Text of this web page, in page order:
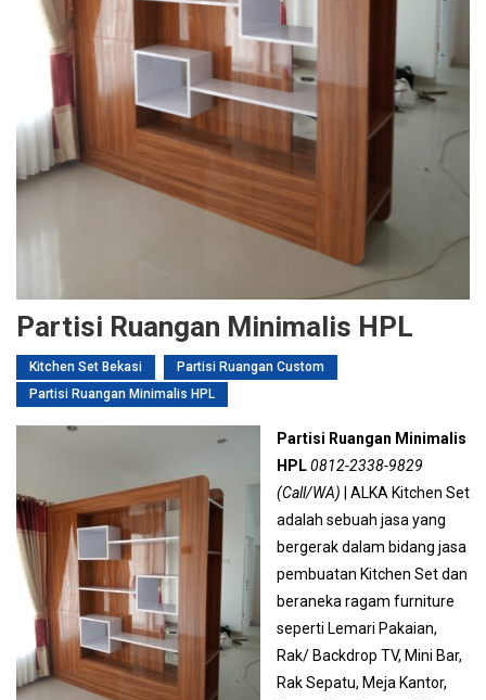
Partisi Ruangan Minimalis HPL
Kitchen Set Bekasi
Partisi Ruangan Custom
Partisi Ruangan Minimalis HPL
Partisi Ruangan Minimalis
HPL0812-2338-9829
(Call/WA) | ALKA Kitchen Set
adalah sebuah jasa yang
bergerak dalam bidang jasa
pembuatan Kitchen Set dan
beraneka ragam furniture
seperti Lemari Pakaian,
Rak/ Backdrop TV, Mini Bar,
Rak Sepatu, Meja Kantor,